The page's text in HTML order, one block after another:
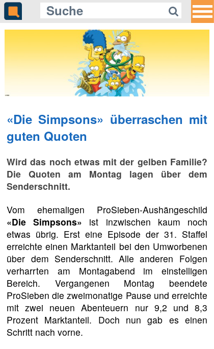
«Die Simpsons» überraschen mit
guten Quoten
Wird das noch etwas mit der gelben Familie?
Die Quoten am Montag lagen über dem
Senderschnitt.
Vom ehemaligen ProSieben-Aushängeschild
«Die Simpsons» ist inzwischen kaum noch
etwas übrig. Erst eine Episode der 31. Staffel
erreichte einen Marktanteil bei den Umworbenen
über dem Senderschnitt. Alle anderen Folgen
verharrten am Montagabend im einstelligen
Bereich. Vergangenen Montag beendete
ProSieben die zweimonatige Pause und erreichte
mit zwei neuen Abenteuern nur 9,2 und 8,3
Prozent Marktanteil. Doch nun gab es einen
Schritt nach vorne.